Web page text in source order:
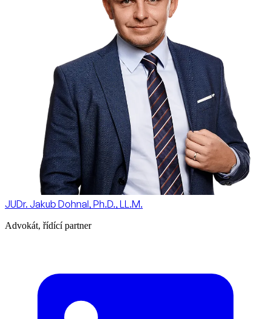
JUDr. Jakub Dohnal, Ph.D., LL.M.
Advokát, řídící partner